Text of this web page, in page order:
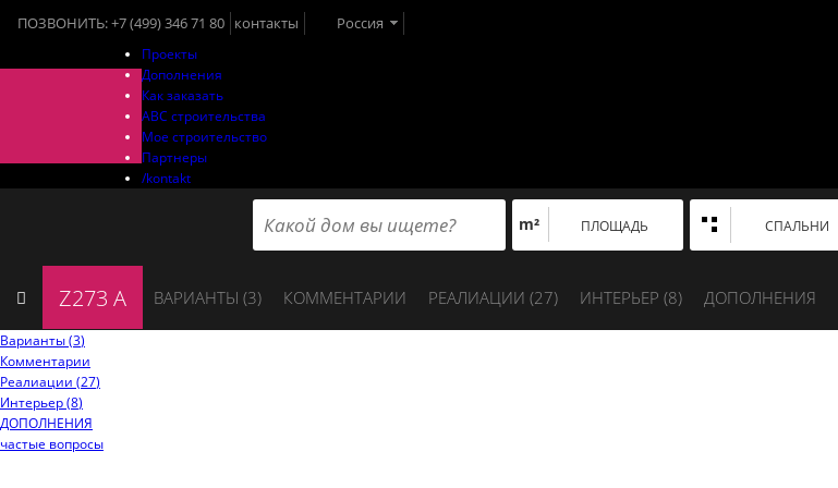
ПОЗВОНИТЬ:+7 (499) 346 71 80 контакты Россия
Проекты
Дополнения
Как заказать
ABC строительства
Мое строительство
Партнеры
/kontakt
m² ПЛОЩАДЬ СПАЛЬНИ
Z273 A ВАРИАНТЫ (3) КОММЕНТАРИИ РЕАЛИАЦИИ (27) ИНТЕРЬЕР (8) ДОПОЛНЕНИЯ
Варианты (3)
Комментарии
Реалиации (27)
Интерьер (8)
ДОПОЛНЕНИЯ
частые вопросы